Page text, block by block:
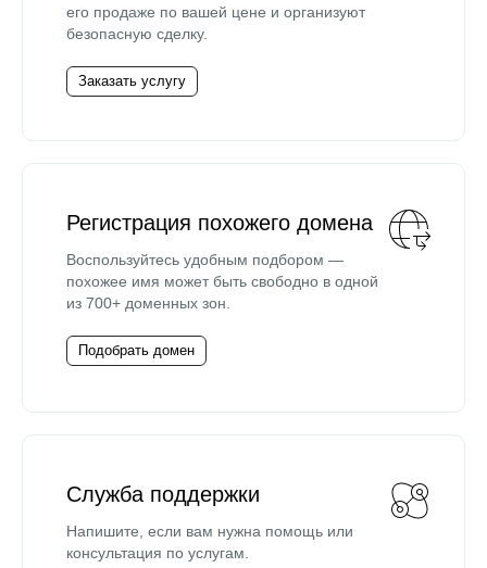
его продаже по вашей цене и организуют
безопасную сделку.
Заказать услугу
Регистрация похожего домена
Воспользуйтесь удобным подбором —
похожее имя может быть свободно в одной
из 700+ доменных зон.
Подобрать домен
Служба поддержки
Напишите, если вам нужна помощь или
консультация по услугам.